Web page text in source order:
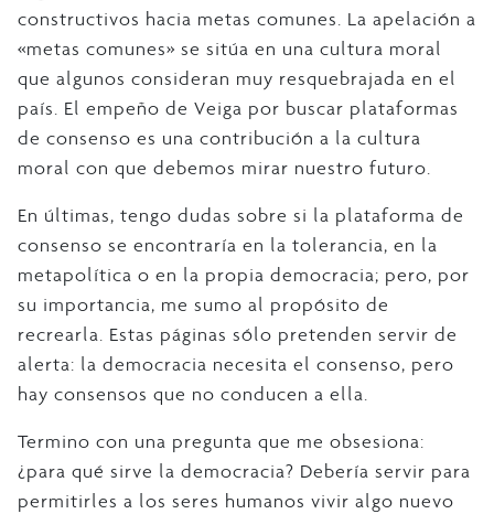
constructivos hacia metas comunes. La apelación a
«metas comunes» se sitúa en una cultura moral
que algunos consideran muy resquebrajada en el
país. El empeño de Veiga por buscar plataformas
de consenso es una contribución a la cultura
moral con que debemos mirar nuestro futuro.
En últimas, tengo dudas sobre si la plataforma de
consenso se encontraría en la tolerancia, en la
metapolítica o en la propia democracia; pero, por
su importancia, me sumo al propósito de
recrearla. Estas páginas sólo pretenden servir de
alerta: la democracia necesita el consenso, pero
hay consensos que no conducen a ella.
Termino con una pregunta que me obsesiona:
¿para qué sirve la democracia? Debería servir para
permitirles a los seres humanos vivir algo nuevo